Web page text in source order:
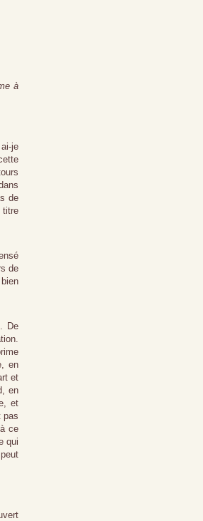
à
je
de
titre
de
De
en
et
en
et
pas
ce
qui